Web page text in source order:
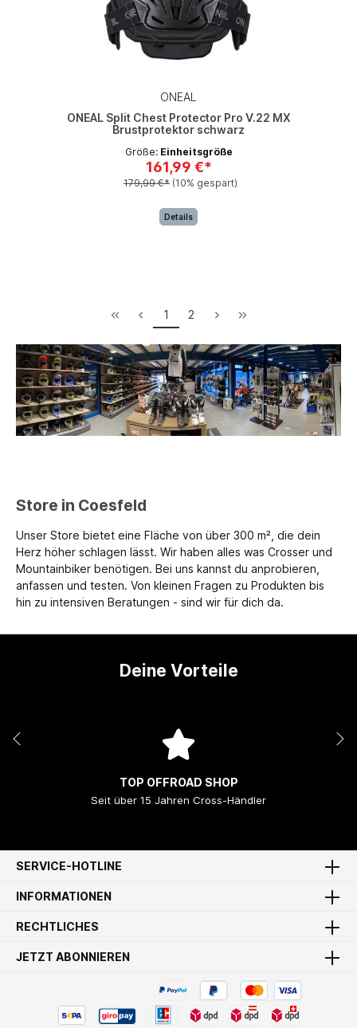
ONEAL
ONEAL Split Chest Protector Pro V.22 MX
Brustprotektor schwarz
Größe: Einheitsgröße
161,99 €*
179,99 €* (10% gespart)
Details
1 2
Store in Coesfeld
Unser Store bietet eine Fläche von über 300 m², die dein
Herz höher schlagen lässt. Wir haben alles was Crosser und
Mountainbiker benötigen. Bei uns kannst du anprobieren,
anfassen und testen. Von kleinen Fragen zu Produkten bis
hin zu intensiven Beratungen - sind wir für dich da.
Deine Vorteile
TOP OFFROAD SHOP
Seit über 15 Jahren Cross-Händler
SERVICE-HOTLINE
INFORMATIONEN
RECHTLICHES
JETZT ABONNIEREN